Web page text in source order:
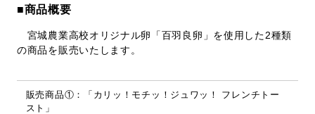
■商品概要
宮城農業高校オリジナル卵「百羽良卵」を使用した2種類
の商品を販売いたします。
販売商品①：「カリッ！モチッ！ジュワッ！ フレンチトー
スト」